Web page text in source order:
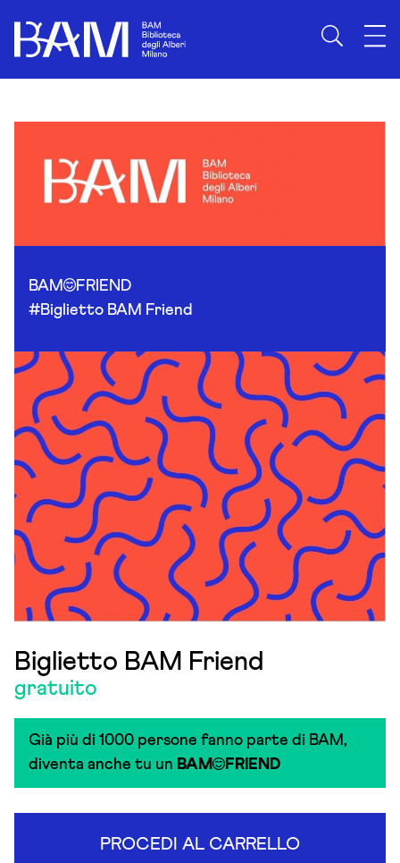
BAM
FRIEND
#Biglietto BAM Friend
Biglietto BAM Friend
gratuito
Già più di 1000 persone fanno parte di BAM,
diventa anche tu un BAM FRIEND
PROCEDI AL CARRELLO